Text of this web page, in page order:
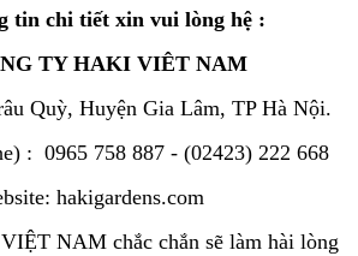
tin chi tiết xin vui lòng hệ :
TY HAKI VIÊT NAM
Quỳ, Huyện Gia Lâm, TP Hà Nội.
: 0965 758 887 - (02423) 222 668
hakigardens.com
NAM chắc chắn sẽ làm hài lòng